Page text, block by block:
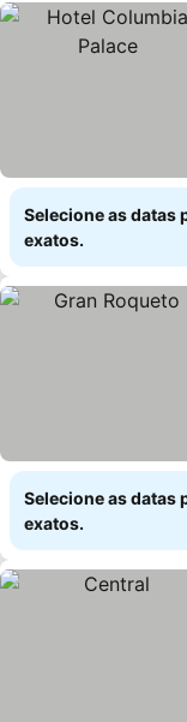
Selecione as datas
exatos.
Selecione as datas
exatos.